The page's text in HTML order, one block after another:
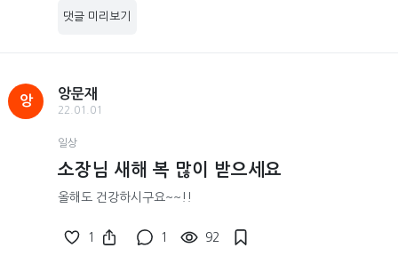
댓글 미리보기
앙
앙문재
22.01.01
일상
소장님 새해 복 많이 받으세요
올해도 건강하시구요~~!!
1 1 92